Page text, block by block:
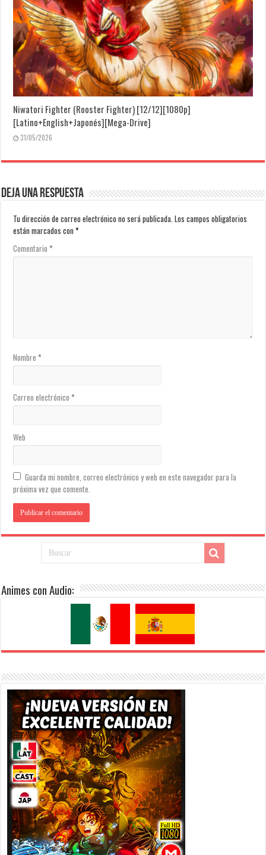
Niwatori Fighter (Rooster Fighter) [12/12][1080p]
[Latino+English+Japonés][Mega-Drive]
31/05/2026
Deja una respuesta
Tu dirección de correo electrónico no será publicada. Los campos obligatorios
están marcados con*
Comentario*
Nombre*
Correo electrónico*
Web
Guarda mi nombre, correo electrónico y web en este navegador para la
próxima vez que comente.
Animes con Audio: